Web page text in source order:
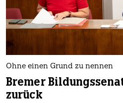
Ohne einen Grund zu nennen
Bremer
zurück